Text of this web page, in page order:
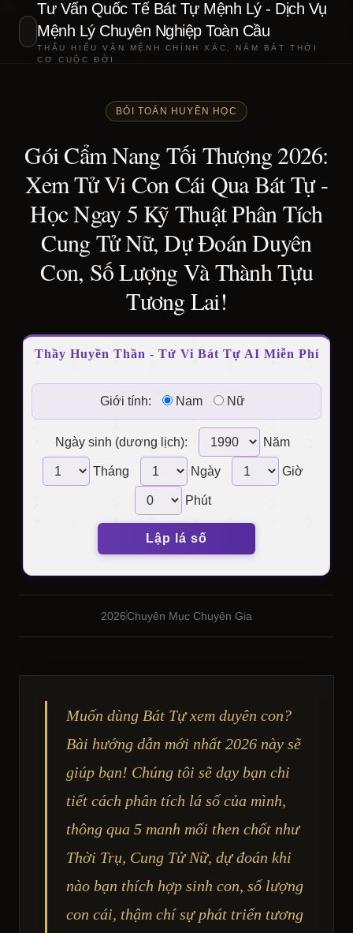
Tư Vấn Quốc Tế Bát Tự Mệnh Lý - Dịch Vụ
Mệnh Lý Chuyên Nghiệp Toàn Cầu
THẤU HIỂU VẬN MỆNH CHÍNH XÁC, NẮM BẮT THỜI
CƠ CUỘC ĐỜI
BÓI TOÁN HUYỀN HỌC
Gói Cẩm Nang Tối Thượng 2026:
Xem Tử Vi Con Cái Qua Bát Tự -
Học Ngay 5 Kỹ Thuật Phân Tích
Cung Tử Nữ, Dự Đoán Duyên
Con, Số Lượng Và Thành Tựu
Tương Lai!
Thầy Huyền Thần - Tử Vi Bát Tự AI Miễn Phí
Giới tính: Nam Nữ
Ngày sinh (dương lịch): Năm
Tháng Ngày Giờ
Phút
Lập lá số
2026Chuyên Mục Chuyên Gia
Muốn dùng Bát Tự xem duyên con?
Bài hướng dẫn mới nhất 2026 này sẽ
giúp bạn! Chúng tôi sẽ dạy bạn chi
tiết cách phân tích lá số của mình,
thông qua 5 manh mối then chốt như
Thời Trụ, Cung Tử Nữ, dự đoán khi
nào bạn thích hợp sinh con, số lượng
con cái, thậm chí sự phát triển tương